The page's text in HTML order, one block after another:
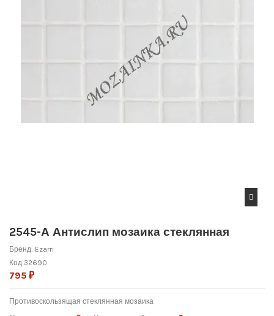
2545-А Антислип мозаика стеклянная
Бренд: Ezarri
Код 32690
795 ₽
Противоскользящая стеклянная мозаика